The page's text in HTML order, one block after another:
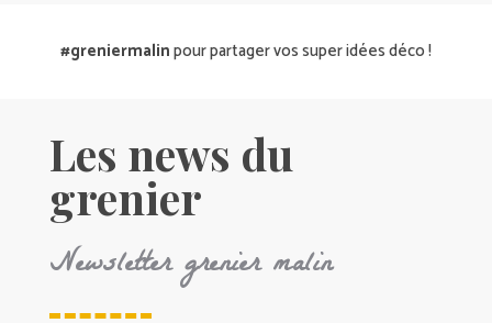
#greniermalinpour partager vos super idées déco !
Les news du
grenier
Newsletter grenier malin